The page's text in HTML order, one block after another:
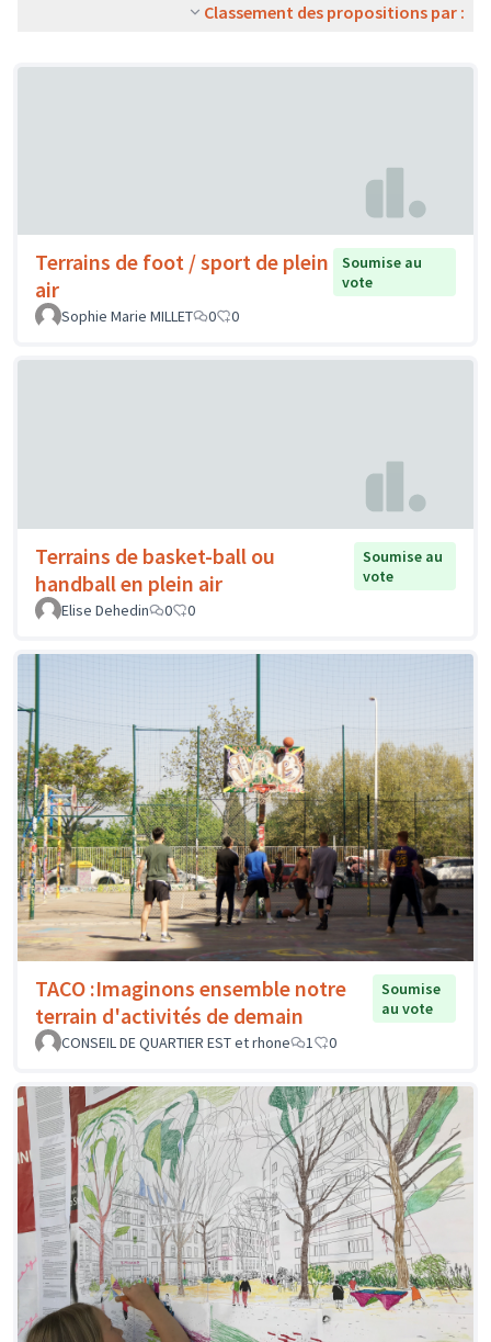
Classement des propositions par :
Terrains de foot / sport de plein
air
Soumise au
vote
Sophie Marie MILLET
0 0
Terrains de basket-ball ou
handball en plein air
Soumise au
vote
Elise Dehedin
0 0
TACO :Imaginons ensemble notre
terrain d'activités de demain
Soumise
au vote
CONSEIL DE QUARTIER EST et rhone
1 0